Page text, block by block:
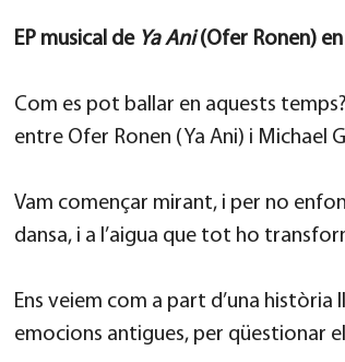
EP musical de Ya Ani(Ofer Ronen)
Com es pot ballar en aquests
entre Ofer Ronen (Ya Ani) i Michael
Vam començar mirant, i per no
dansa, i a l’aigua que tot ho
Ens veiem com a part d’una
emocions antigues, per qüestionar